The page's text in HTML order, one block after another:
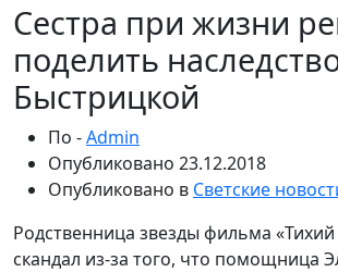
Сестра при жизни
поделить
Быстрицкой
По -Admin
Опубликовано 23.12.2018
Опубликовано в Светские
Родственница звезды фильма «Тихий
скандал из-за того, что помощница